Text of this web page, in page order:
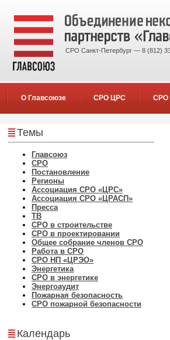
СРО Санкт-Петербург — 8 (812)
О Главсоюзе СРО ЦРС СРО
Темы
Главсоюз
СРО
Постановление
Регионы
Ассоциация СРО «ЦРС»
Ассоциация СРО «ЦРАСП»
Пресса
ТВ
СРО в строительстве
СРО в проектировании
Общее собрание членов СРО
Работа в СРО
СРО НП «ЦРЭО»
Энергетика
СРО в энергетике
Энергоаудит
Пожарная безопасность
СРО пожарной безопасности
Календарь